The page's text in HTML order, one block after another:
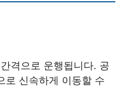
격으로 운행됩니다. 공
로 신속하게 이동할 수